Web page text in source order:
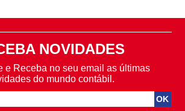
NOVIDADES
e Receba no seu email as últimas
do mundo contábil.